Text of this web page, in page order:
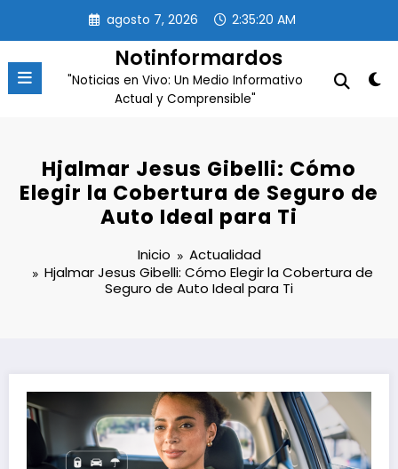
contenido
agosto 7, 2026 2:35:21 AM
Notinformardos
"Noticias en Vivo: Un Medio Informativo
Actual y Comprensible"
Hjalmar Jesus Gibelli: Cómo
Elegir la Cobertura de Seguro de
Auto Ideal para Ti
Inicio
Actualidad
Hjalmar Jesus Gibelli: Cómo Elegir la Cobertura de
Seguro de Auto Ideal para Ti